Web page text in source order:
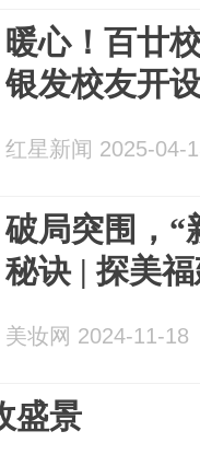
暖心！百廿
银发校友开
红星新闻 2025-04-
破局突围，“
秘诀 | 探美
美妆网 2024-11-18
盛景